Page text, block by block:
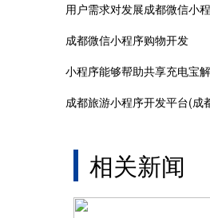
用户需求对发展成都微信小
成都微信小程序购物开发
小程序能够帮助共享充电宝
相关新闻